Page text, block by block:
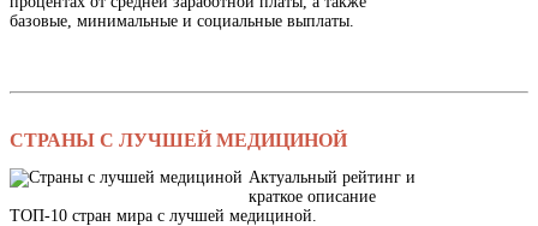
базовые, минимальные и социальные выплаты.
СТРАНЫ С ЛУЧШЕЙ МЕДИЦИНОЙ
Актуальный рейтинг и
краткое описание
ТОП-10 стран мира с лучшей медициной.